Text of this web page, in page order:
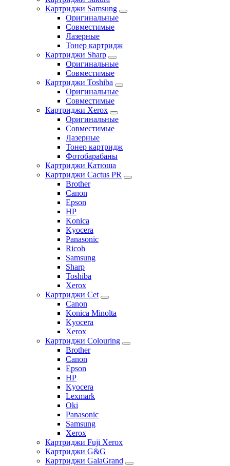
Картриджи Samsung
Оригинальные
Совместимые
Лазерные
Тонер картридж
Картриджи Sharp
Оригинальные
Совместимые
Картриджи Toshiba
Оригинальные
Совместимые
Картриджи Xerox
Оригинальные
Совместимые
Лазерные
Тонер картридж
Фотобарабаны
Картриджи Катюша
Картриджи Cactus PR
Brother
Canon
Epson
HP
Konica
Kyocera
Panasonic
Ricoh
Samsung
Sharp
Toshiba
Xerox
Картриджи Cet
Canon
Konica Minolta
Kyocera
Xerox
Картриджи Colouring
Brother
Canon
Epson
HP
Kyocera
Lexmark
Oki
Panasonic
Samsung
Xerox
Картриджи Fuji Xerox
Картриджи G&G
Картриджи GalaGrand